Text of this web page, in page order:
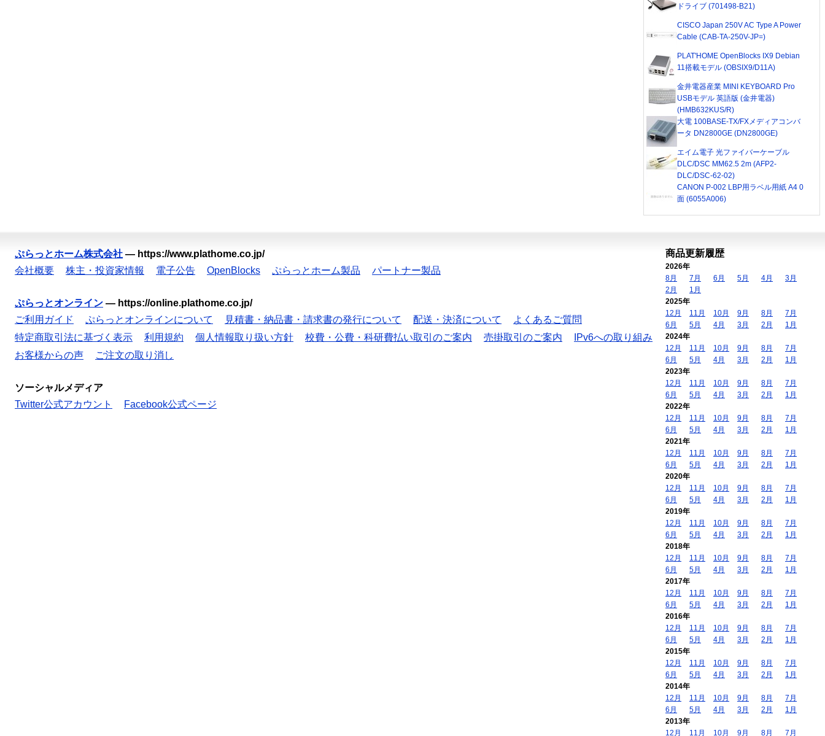
ドライブ (701498-B21)
CISCO Japan 250V AC Type A Power
Cable (CAB-TA-250V-JP=)
PLAT'HOME OpenBlocks IX9 Debian
11搭載モデル (OBSIX9/D11A)
金井電器産業 MINI KEYBOARD Pro
USBモデル 英語版 (金井電器)
(HMB632KUS/R)
大電 100BASE-TX/FXメディアコンバ
ータ DN2800GE (DN2800GE)
エイム電子 光ファイバーケーブル
DLC/DSC MM62.5 2m (AFP2-
DLC/DSC-62-02)
CANON P-002 LBP用ラベル用紙 A4 0
面 (6055A006)
ぷらっとホーム株式会社 — https://www.plathome.co.jp/
会社概要
株主・投資家情報 電子公告 OpenBlocks ぷらっとホーム製品 パートナー製品
ぷらっとオンライン — https://online.plathome.co.jp/
ご利用ガイド
ぷらっとオンラインについて 見積書・納品書・請求書の発行について 配送・決済について
よくあるご質問
特定商取引法に基づく表示
利用規約 個人情報取り扱い方針 校費・公費・科研費払い取引のご案内 売掛取引のご案内
IPv6への取り組み
お客様からの声
ご注文の取り消し
ソーシャルメディア
Twitter公式アカウント
Facebook公式ページ
商品更新履歴
2026年
8月
7月 6月 5月 4月
3月
2月
1月
2025年
12月
11月 10月 9月 8月
7月
6月
5月 4月 3月 2月
1月
2024年
12月
11月 10月 9月 8月
7月
6月
5月 4月 3月 2月
1月
2023年
12月
11月 10月 9月 8月
7月
6月
5月 4月 3月 2月
1月
2022年
12月
11月 10月 9月 8月
7月
6月
5月 4月 3月 2月
1月
2021年
12月
11月 10月 9月 8月
7月
6月
5月 4月 3月 2月
1月
2020年
12月
11月 10月 9月 8月
7月
6月
5月 4月 3月 2月
1月
2019年
12月
11月 10月 9月 8月
7月
6月
5月 4月 3月 2月
1月
2018年
12月
11月 10月 9月 8月
7月
6月
5月 4月 3月 2月
1月
2017年
12月
11月 10月 9月 8月
7月
6月
5月 4月 3月 2月
1月
2016年
12月
11月 10月 9月 8月
7月
6月
5月 4月 3月 2月
1月
2015年
12月
11月 10月 9月 8月
7月
6月
5月 4月 3月 2月
1月
2014年
12月
11月 10月 9月 8月
7月
6月
5月 4月 3月 2月
1月
2013年
12月
11月 10月 9月 8月 7月